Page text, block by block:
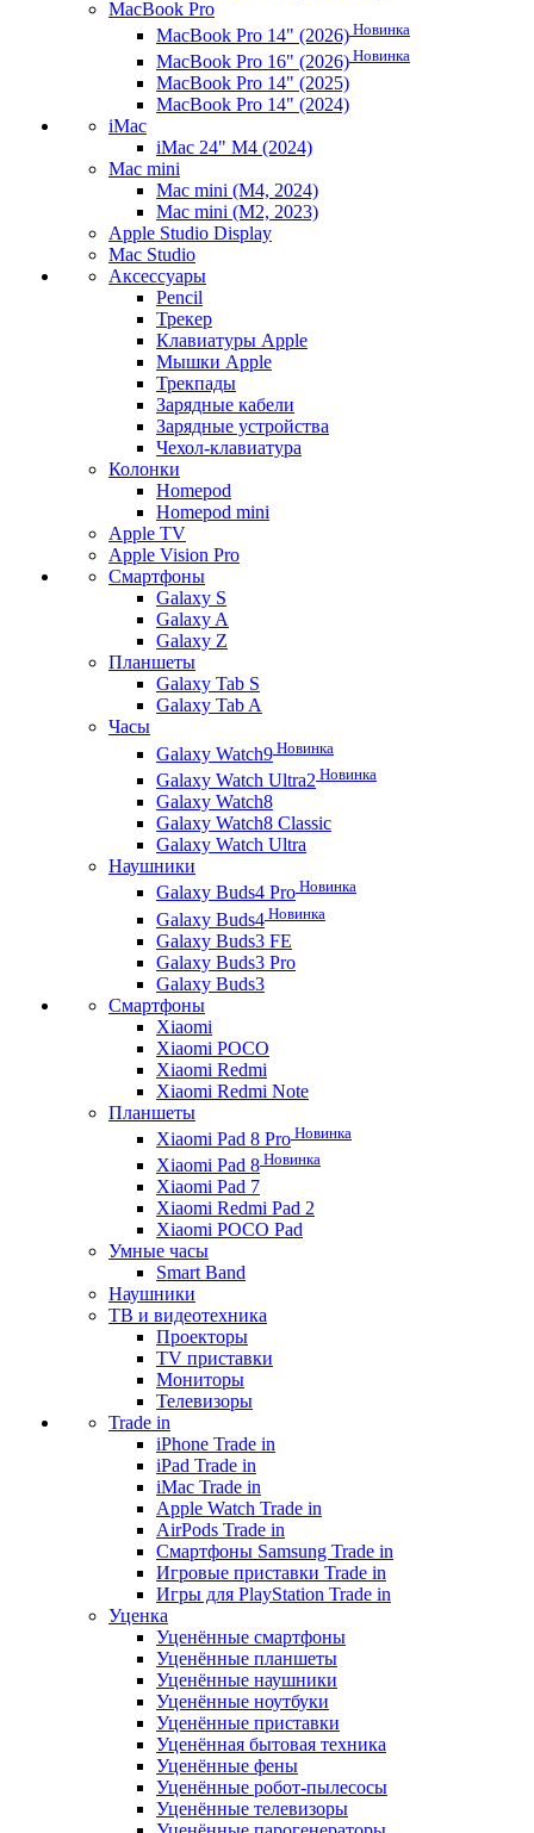
MacBook Pro
MacBook Pro 14" (2026) Новинка
MacBook Pro 16" (2026) Новинка
MacBook Pro 14" (2025)
MacBook Pro 14" (2024)
iMac
iMac 24" M4 (2024)
Mac mini
Mac mini (M4, 2024)
Mac mini (M2, 2023)
Apple Studio Display
Mac Studio
Аксессуары
Pencil
Трекер
Клавиатуры Apple
Мышки Apple
Трекпады
Зарядные кабели
Зарядные устройства
Чехол-клавиатура
Колонки
Homepod
Homepod mini
Apple TV
Apple Vision Pro
Смартфоны
Galaxy S
Galaxy A
Galaxy Z
Планшеты
Galaxy Tab S
Galaxy Tab A
Часы
Galaxy Watch9 Новинка
Galaxy Watch Ultra2 Новинка
Galaxy Watch8
Galaxy Watch8 Classic
Galaxy Watch Ultra
Наушники
Galaxy Buds4 Pro Новинка
Galaxy Buds4 Новинка
Galaxy Buds3 FE
Galaxy Buds3 Pro
Galaxy Buds3
Смартфоны
Xiaomi
Xiaomi POCO
Xiaomi Redmi
Xiaomi Redmi Note
Планшеты
Xiaomi Pad 8 Pro Новинка
Xiaomi Pad 8 Новинка
Xiaomi Pad 7
Xiaomi Redmi Pad 2
Xiaomi POCO Pad
Умные часы
Smart Band
Наушники
ТВ и видеотехника
Проекторы
TV приставки
Мониторы
Телевизоры
Trade in
iPhone Trade in
iPad Trade in
iMac Trade in
Apple Watch Trade in
AirPods Trade in
Смартфоны Samsung Trade in
Игровые приставки Trade in
Игры для PlayStation Trade in
Уценка
Уценённые смартфоны
Уценённые планшеты
Уценённые наушники
Уценённые ноутбуки
Уценённые приставки
Уценённая бытовая техника
Уценённые фены
Уценённые робот-пылесосы
Уценённые телевизоры